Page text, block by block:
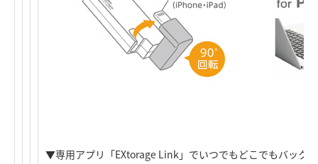
▼専用アプリ「EXtorage Link」でいつでもどこでもバック